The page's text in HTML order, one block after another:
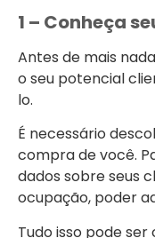
1 – Conheça
Antes de mais
o seu potencial
lo.
É necessário
compra de você.
dados sobre seus
ocupação, poder
Tudo isso pode